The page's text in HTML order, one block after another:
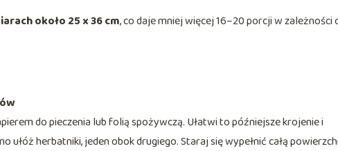
około 25 x 36 cm, co daje mniej więcej 16–20 porcji w zależności
do pieczenia lub folią spożywczą. Ułatwi to późniejsze krojenie i
ułóż herbatniki, jeden obok drugiego. Staraj się wypełnić całą